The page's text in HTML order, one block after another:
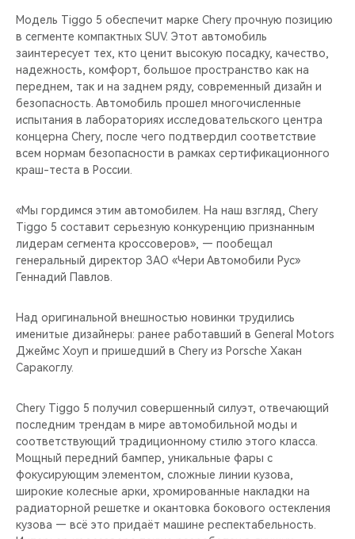
НОВИНКИ
CHERY REMOTE
НАШИ МЕРОПРИЯТИЯ
ВИДЕООБЗОРЫ
CHERY ДЛЯ ДЕТЕЙ
Модель Tiggo 5 обеспечит марке Chery прочную позицию
в сегменте компактных SUV. Этот автомобиль
заинтересует тех, кто ценит высокую посадку, качество,
надежность, комфорт, большое пространство как на
переднем, так и на заднем ряду, современный дизайн и
безопасность. Автомобиль прошел многочисленные
испытания в лабораториях исследовательского центра
концерна Chery, после чего подтвердил соответствие
всем нормам безопасности в рамках сертификационного
краш-теста в России.
«Мы гордимся этим автомобилем. На наш взгляд, Chery
Tiggo 5 составит серьезную конкуренцию признанным
лидерам сегмента кроссоверов», — пообещал
генеральный директор ЗАО «Чери Автомобили Рус»
Геннадий Павлов.
Над оригинальной внешностью новинки трудились
именитые дизайнеры: ранее работавший в General Motors
Джеймс Хоуп и пришедший в Chery из Porsche Хакан
Саракоглу.
Chery Tiggo 5 получил совершенный силуэт, отвечающий
последним трендам в мире автомобильной моды и
соответствующий традиционному стилю этого класса.
Мощный передний бампер, уникальные фары с
фокусирующим элементом, сложные линии кузова,
широкие колесные арки, хромированные накладки на
радиаторной решетке и окантовка бокового остекления
кузова — всё это придаёт машине респектабельность.